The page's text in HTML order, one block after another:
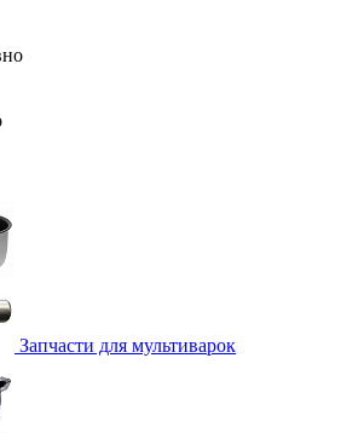
Запчасти для мультиварок